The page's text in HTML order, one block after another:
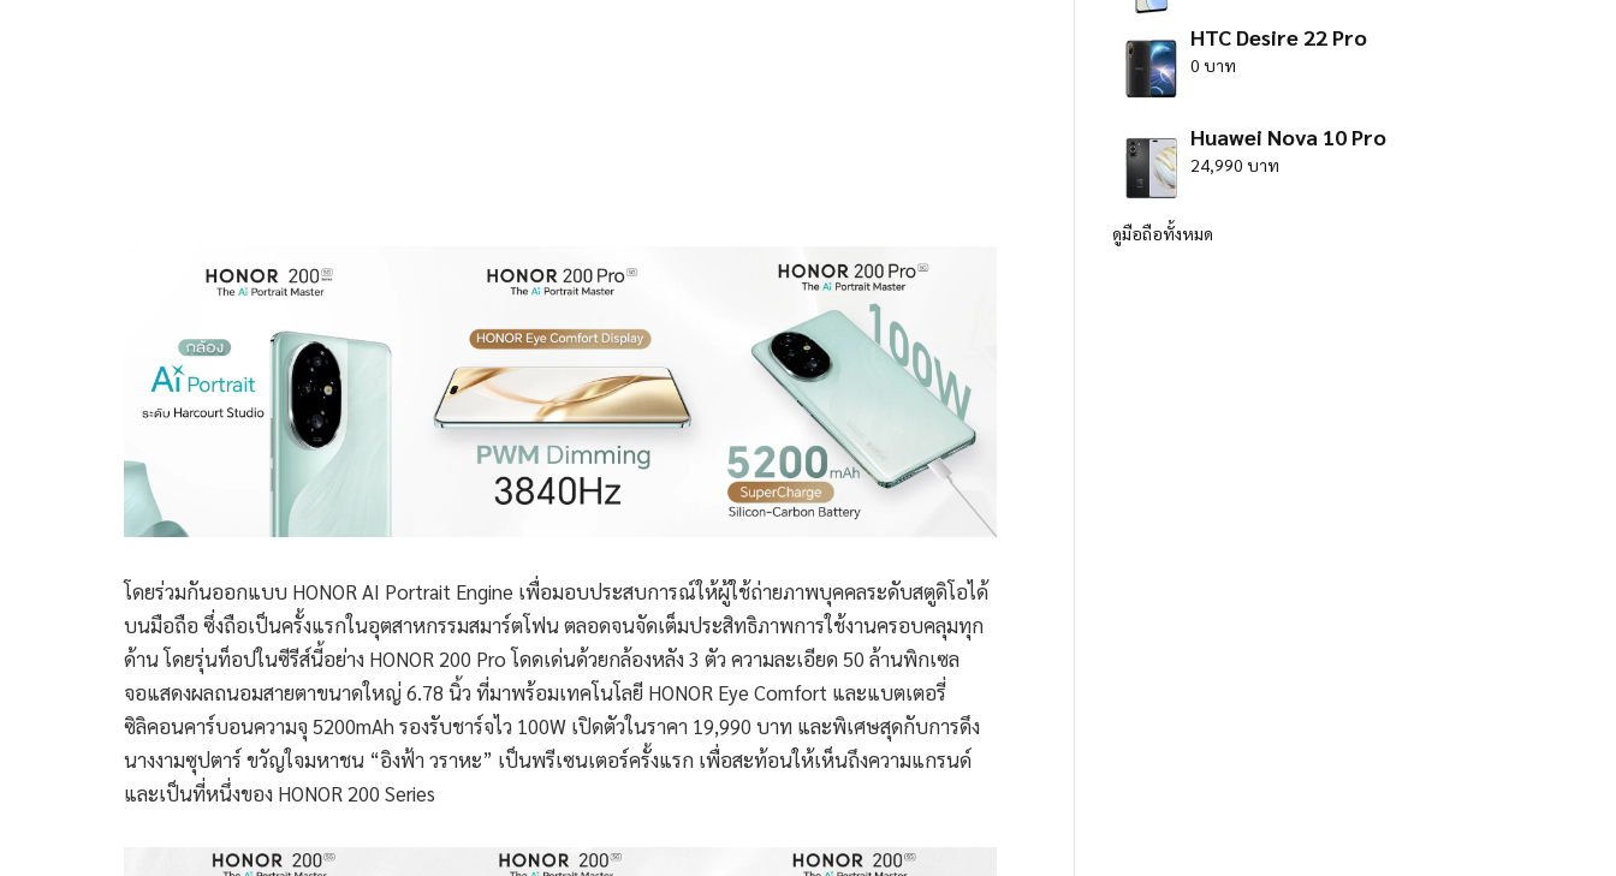
โดยร่วมกันออกแบบ HONOR AI Portrait Engine เพื่อมอบประสบการณ์ให้ผู้ใช้ถ่ายภาพบุคคลระดับสตูดิโอได้
บนมือถือ ซึ่งถือเป็นครั้งแรกในอุตสาหกรรมสมาร์ตโฟน ตลอดจนจัดเต็มประสิทธิภาพการใช้งานครอบคลุมทุก
ด้าน โดยรุ่นท็อปในซีรีส์นี้อย่าง HONOR 200 Pro โดดเด่นด้วยกล้องหลัง 3 ตัว ความละเอียด 50 ล้านพิกเซล
จอแสดงผลถนอมสายตาขนาดใหญ่ 6.78 นิ้ว ที่มาพร้อมเทคโนโลยี HONOR Eye Comfort และแบตเตอรี่
ซิลิคอนคาร์บอนความจุ 5200mAh รองรับชาร์จไว 100W เปิดตัวในราคา 19,990 บาท และพิเศษสุดกับการดึง
นางงามซุปตาร์ ขวัญใจมหาชน “อิงฟ้า วราหะ” เป็นพรีเซนเตอร์ครั้งแรก เพื่อสะท้อนให้เห็นถึงความแกรนด์
และเป็นที่หนึ่งของ HONOR 200 Series
HTC Desire 22 Pro
0 บาท
Huawei Nova 10 Pro
24,990 บาท
ดูมือถือทั้งหมด